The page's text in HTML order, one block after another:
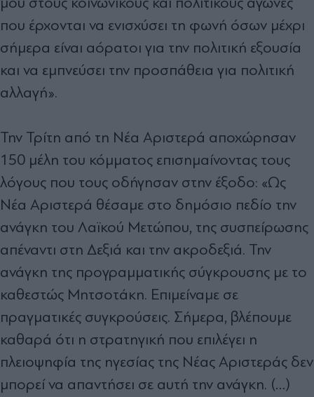
που έρχονται να ενισχύσει τη φωνή όσων μέχρι
σήμερα είναι αόρατοι για την πολιτική εξουσία
και να εμπνεύσει την προσπάθεια για πολιτική
αλλαγή».
Την Τρίτη από τη Νέα Αριστερά αποχώρησαν
150 μέλη του κόμματος επισημαίνοντας τους
λόγους που τους οδήγησαν στην έξοδο: «Ως
Νέα Αριστερά θέσαμε στο δημόσιο πεδίο την
ανάγκη του Λαϊκού Μετώπου, της συσπείρωσης
απέναντι στη Δεξιά και την ακροδεξιά. Την
ανάγκη της προγραμματικής σύγκρουσης με το
καθεστώς Μητσοτάκη. Επιμείναμε σε
πραγματικές συγκρούσεις. Σήμερα, βλέπουμε
καθαρά ότι η στρατηγική που επιλέγει η
πλειοψηφία της ηγεσίας της Νέας Αριστεράς δεν
μπορεί να απαντήσει σε αυτή την ανάγκη. (…)